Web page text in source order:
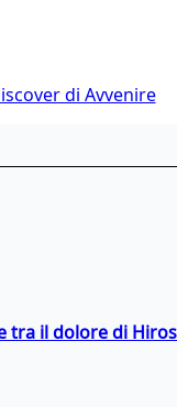
di Avvenire
tra il dolore di